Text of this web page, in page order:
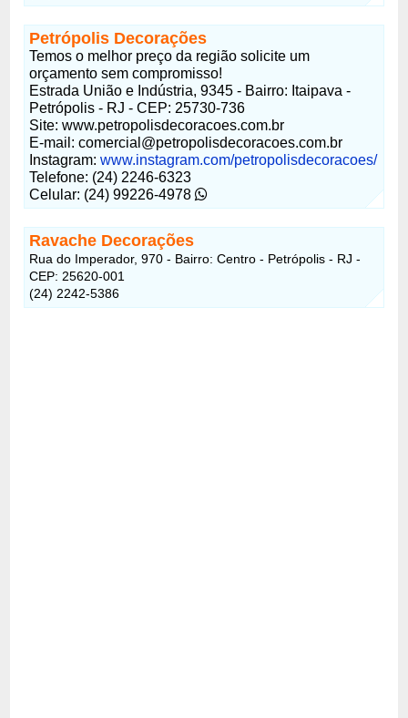
Petrópolis Decorações
Temos o melhor preço da região solicite um
orçamento sem compromisso!
Estrada União e Indústria, 9345 - Bairro: Itaipava -
Petrópolis - RJ - CEP: 25730-736
Site: www.petropolisdecoracoes.com.br
E-mail:comercial@petropolisdecoracoes.com.br
Instagram:www.instagram.com/petropolisdecoracoes/
Telefone: (24) 2246-6323
Celular: (24) 99226-4978
Ravache Decorações
Rua do Imperador, 970 - Bairro: Centro - Petrópolis - RJ -
CEP: 25620-001
(24) 2242-5386